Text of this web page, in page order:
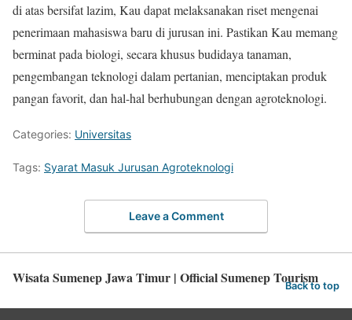
di atas bersifat lazim, Kau dapat melaksanakan riset mengenai
penerimaan mahasiswa baru di jurusan ini. Pastikan Kau memang
berminat pada biologi, secara khusus budidaya tanaman,
pengembangan teknologi dalam pertanian, menciptakan produk
pangan favorit, dan hal-hal berhubungan dengan agroteknologi.
Categories: Universitas
Tags: Syarat Masuk Jurusan Agroteknologi
Leave a Comment
Wisata Sumenep Jawa Timur | Official Sumenep Tourism
Back to top